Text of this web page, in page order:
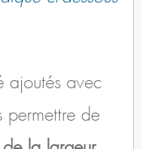
ajoutés avec
permettre de
de la largeur,